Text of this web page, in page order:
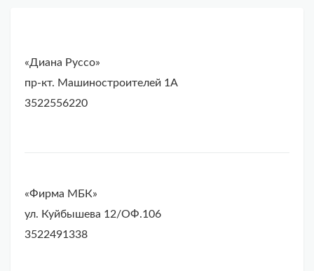
«Диана Руссо»
пр-кт. Машиностроителей 1А
3522556220
«Фирма МБК»
ул. Куйбышева 12/ОФ.106
3522491338